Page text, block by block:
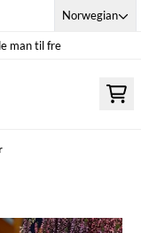
Norwegian
man til fre